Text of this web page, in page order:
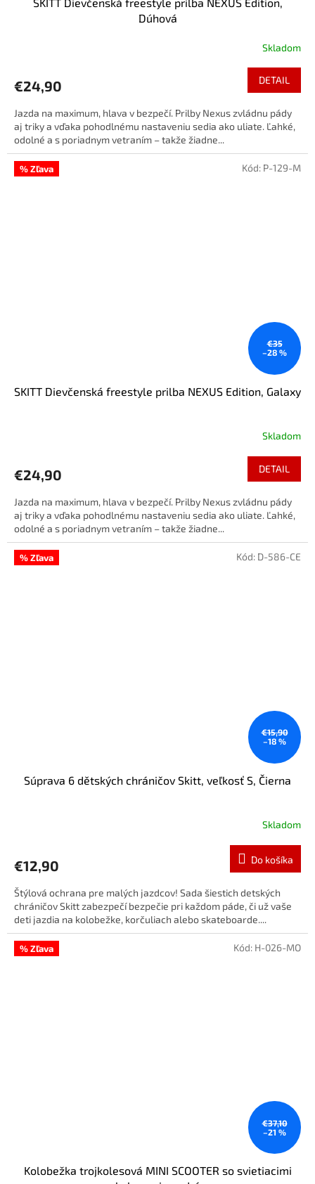
Dúhová
Skladom
€24,90 DETAIL
Jazda na maximum, hlava v bezpečí. Prilby Nexus zvládnu pády
aj triky a vďaka pohodlnému nastaveniu sedia ako uliate. Ľahké,
odolné a s poriadnym vetraním – takže žiadne...
% Zľava
€35
–28 %
SKITT Dievčenská freestyle prilba NEXUS Edition, Galaxy
Skladom
€24,90 DETAIL
Jazda na maximum, hlava v bezpečí. Prilby Nexus zvládnu pády
aj triky a vďaka pohodlnému nastaveniu sedia ako uliate. Ľahké,
odolné a s poriadnym vetraním – takže žiadne...
Kód: P-129-M
% Zľava
€15,90
–18 %
Súprava 6 dětských chráničov Skitt, veľkosť S, Čierna
Skladom
€12,90 Do košíka
Štýlová ochrana pre malých jazdcov! Sada šiestich detských
chráničov Skitt zabezpečí bezpečie pri každom páde, či už vaše
deti jazdia na kolobežke, korčuliach alebo skateboarde....
Kód: D-586-CE
% Zľava
€37,10
–21 %
Kolobežka trojkolesová MINI SCOOTER so svietiacimi
Kód: H-026-MO